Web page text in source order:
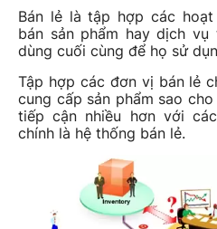
Bán lẻ là tập hợp các
bán sản phẩm hay dịch
dùng cuối cùng để họ sử
Tập hợp các đơn vị bán lẻ
cung cấp sản phẩm sao
tiếp cận nhiều hơn với
chính là hệ thống bán lẻ.